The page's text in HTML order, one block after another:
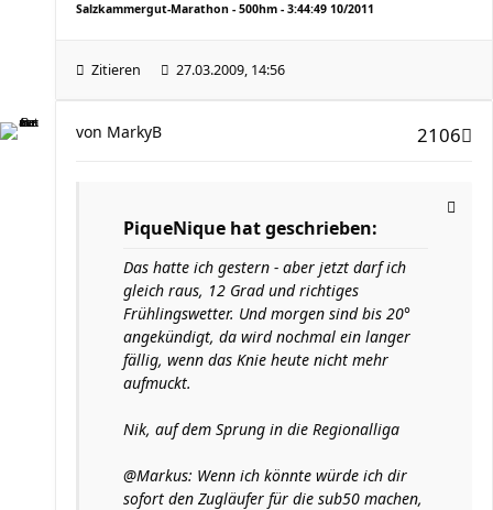
Salzkammergut-Marathon - 500hm - 3:44:49 10/2011
Zitieren 27.03.2009, 14:56
2106
von MarkyB
PiqueNique hat geschrieben:
Das hatte ich gestern - aber jetzt darf ich
gleich raus, 12 Grad und richtiges
Frühlingswetter. Und morgen sind bis 20°
angekündigt, da wird nochmal ein langer
fällig, wenn das Knie heute nicht mehr
aufmuckt.
Nik, auf dem Sprung in die Regionalliga
@Markus: Wenn ich könnte würde ich dir
sofort den Zugläufer für die sub50 machen,